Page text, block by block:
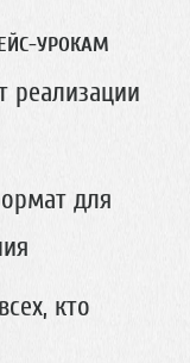
УРОКАМ
реализации
для
кто